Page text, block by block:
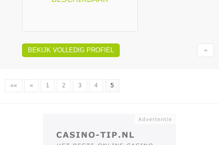
BEKIJK VOLLEDIG PROFIEL
«« « 1 2 3 4 5